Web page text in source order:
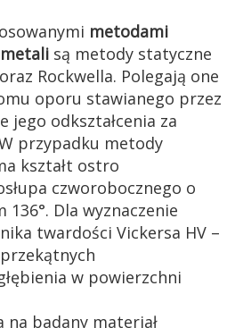
metodami
są metody statyczne
Rockwella. Polegają one
oporu stawianego przez
jego odkształcenia za
przypadku metody
kształt ostro
czworobocznego o
136°. Dla wyznaczenie
twardości Vickersa HV –
w powierzchni
badany materiał